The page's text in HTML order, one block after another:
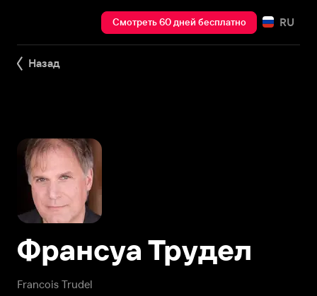
Смотреть 60 дней бесплатно RU
Назад
Francois Trudel
Франсуа Трудел